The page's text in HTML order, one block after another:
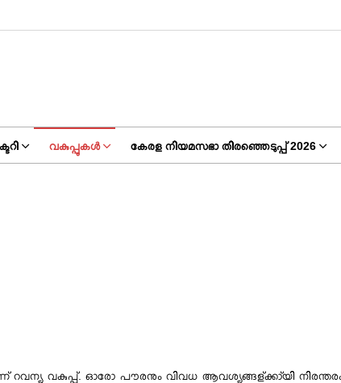
വകുപ്പുകൾ കേരള നിയമസഭാ തിരഞ്ഞെടുപ്പ് 2026
വകുപ്പ്. ഓരോ പൗരനും വിവധ ആവശ്യങ്ങള്ക്കാ്യി നിരന്തരം